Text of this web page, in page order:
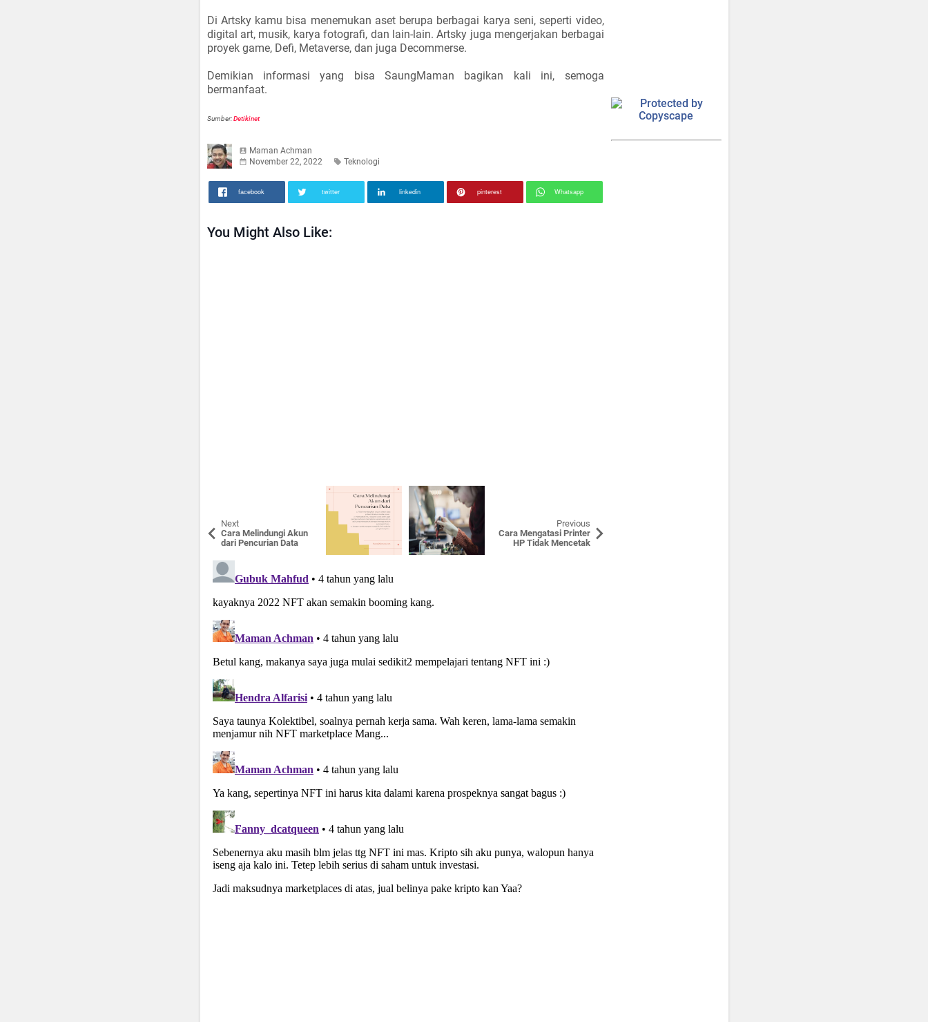
Di Artsky kamu bisa menemukan aset berupa berbagai karya seni, seperti video,
digital art, musik, karya fotografi, dan lain-lain. Artsky juga mengerjakan berbagai
proyek game, Defi, Metaverse, dan juga Decommerse.
Demikian informasi yang bisa SaungMaman bagikan kali ini, semoga
bermanfaat.
Sumber:Detikinet
Maman Achman
November 22, 2022
Teknologi
facebook twitter linkedin pinterest Whatsapp
You Might Also Like:
Next
Cara Melindungi Akun
dari Pencurian Data
Previous
Cara Mengatasi Printer
HP Tidak Mencetak